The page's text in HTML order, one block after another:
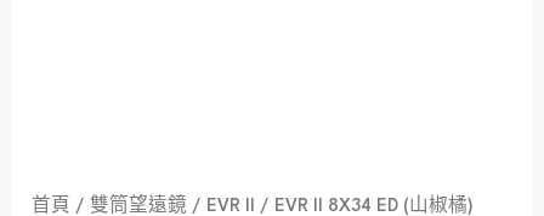
首頁 /雙筒望遠鏡 / EVR II / EVR II 8X34 ED (山椒橘)